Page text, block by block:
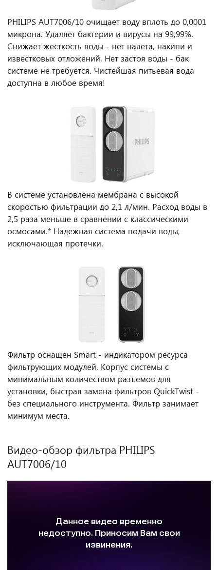
PHILIPS AUT7006/10 очищает воду вплоть до 0,0001
микрона. Удаляет бактерии и вирусы на 99,99%.
Снижает жесткость воды - нет налета, накипи и
известковых отложений. Нет застоя воды - бак
системе не требуется. Чистейшая питьевая вода
доступна в любое время!
В системе установлена мембрана с высокой
скоростью фильтрации до 2,1 л/мин. Расход воды в
2,5 раза меньше в сравнении с классическими
осмосами.* Надежная система подачи воды,
исключающая протечки.
Фильтр оснащен Smart - индикатором ресурса
фильтрующих модулей. Корпус системы с
минимальным количеством разъемов для
установки, быстрая замена фильтров QuickTwist -
без специального инструмента. Фильтр занимает
минимум места.
Видео-обзор фильтра PHILIPS
AUT7006/10